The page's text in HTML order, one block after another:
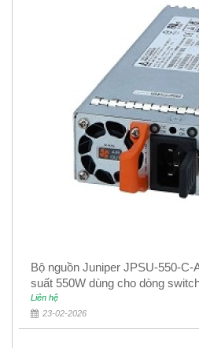
Bộ nguồn Juniper JPSU-550-
suất 550W dùng cho dòng
EX4400
Liên hệ
23-02-2026